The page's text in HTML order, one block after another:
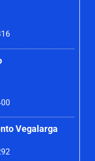
Vegalarga